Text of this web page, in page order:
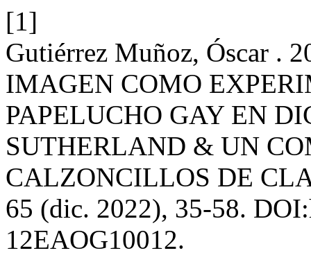
[1]
Gutiérrez Muñoz, Óscar .
IMAGEN COMO
PAPELUCHO GAY EN
SUTHERLAND & UN
CALZONCILLOS DE
65 (dic. 2022), 35-58.
12EAOG10012.